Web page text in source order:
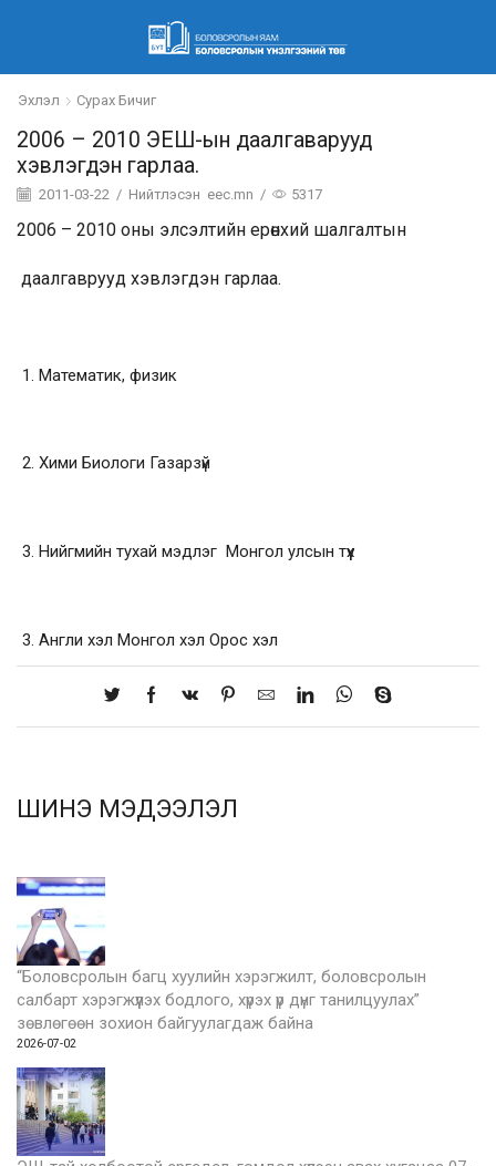
Эхлэл Сурах Бичиг
2006 – 2010 ЭЕШ-ын даалгаварууд
хэвлэгдэн гарлаа.
2011-03-22 / Нийтлэсэн eec.mn / 5317
2006 – 2010 оны элсэлтийн ерөнхий шалгалтын
даалгаврууд хэвлэгдэн гарлаа.
Математик, физик
Хими Биологи Газарзүй
Нийгмийн тухай мэдлэг Монгол улсын түүх
Англи хэл Монгол хэл Орос хэл
ШИНЭ МЭДЭЭЛЭЛ
“Боловсролын багц хуулийн хэрэгжилт, боловсролын
салбарт хэрэгжүүлэх бодлого, хүрэх үр дүнг танилцуулах”
зөвлөгөөн зохион байгуулагдаж байна
2026-07-02